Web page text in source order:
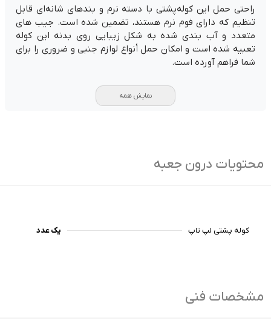
راحتی حمل این کوله‌پشتی با دسته نرم و بندهای شانه‌ای قابل
تنظیم که دارای فوم نرم هستند، تضمین شده است. جیب های
متعدد و آب بندی شده به شکل زیبایی روی بدنه این کوله
تعبیه شده است و امکان حمل أنواع لوازم جنبی و ضروری را برای
شما فراهم آورده است.
نمایش همه
محتویات درون جعبه
کوله پشتی لپ تاپ یک عدد
مشخصات فنی